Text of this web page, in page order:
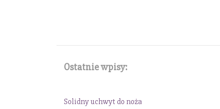
Ostatnie wpisy:
Solidny uchwyt do noża